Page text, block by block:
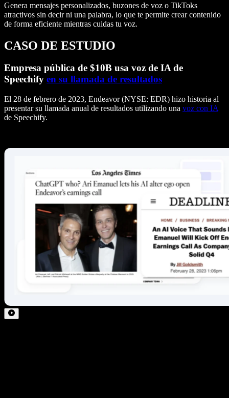
Genera mensajes personalizados, buzones de voz o TikToks
atractivos sin decir ni una palabra, lo que te permite crear contenido
de forma eficiente mientras cuidas tu voz.
CASO DE ESTUDIO
Empresa pública de $10B usa voz de IA de
Speechify en su llamada de resultados
El 28 de febrero de 2023, Endeavor (NYSE: EDR) hizo historia al
presentar su llamada anual de resultados utilizando una voz con IA
de Speechify.